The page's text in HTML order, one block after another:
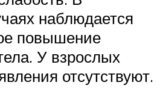
наблюдается
повышение
У взрослых
отсутствуют.